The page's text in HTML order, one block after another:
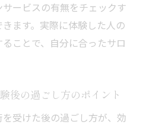
ービスの有無をチェックす
ます。実際に体験した人の
ことで、自分に合ったサロ
後の過ごし方のポイント
受けた後の過ごし方が、効